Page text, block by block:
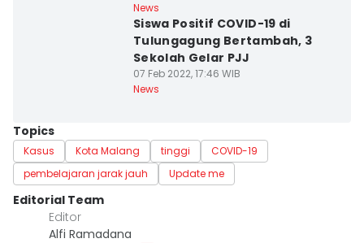
News
Siswa Positif COVID-19 di
Tulungagung Bertambah, 3
Sekolah Gelar PJJ
07 Feb 2022, 17:46 WIB
News
Topics
Kasus Kota Malang tinggi
COVID-19
pembelajaran jarak jauh
Update me
Editorial Team
Editor
Alfi Ramadana